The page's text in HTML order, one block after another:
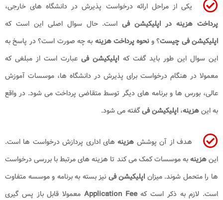
یکی از مراحل ارائه درخواست پذیرش در دانشگاه های خارجی،
پرداخت هزینه در اپلیکیشن فیاست. حال سوال اصلی این است که
اپلیکیشن فی چیست؟ ونحوه پرداخت هزینه به چه صورت است؟ در پاسخ به
این سوال این طور باید گفت که اپلیکیشن فیعبارت است از مبلغی که
معمولا در هنگام درخواست برای پذیرش در دانشگاه ها، موسسات آموزش
عالی، بورس ها و برنامه های دیگر توسط متقاضی پرداخت می شود. در واقع
به اینهزینه، اپلیکیشن فیگفته می شود.
هدف از آن پوشش هزینههای اداری پردازش درخواست ها است.
اینهزینهبه موسسات کمک می کند تا هزینه های مرتبط با بررسی درخواست
ها را متحمل شوند. میزان اپلیکیشن فی نیز بسته به برنامه و موسسه متفاوت
است. لازم به ذکر است کهApplication Fee معمولا قابل باز پس گیری